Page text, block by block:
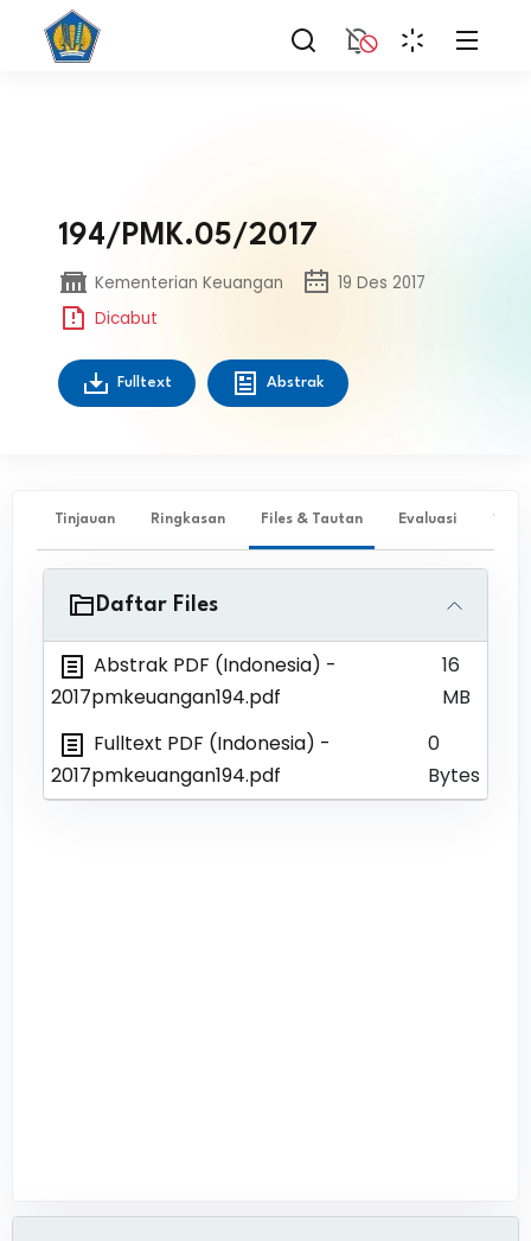
194/PMK.05/2017
Kementerian Keuangan
19 Des 2017
Dicabut
Fulltext Abstrak
Tinjauan Ringkasan Files & Tautan Evaluasi ✨
Daftar Files
Abstrak PDF (Indonesia) -
2017pmkeuangan194.pdf
16
MB
Fulltext PDF (Indonesia) -
2017pmkeuangan194.pdf
0
Bytes